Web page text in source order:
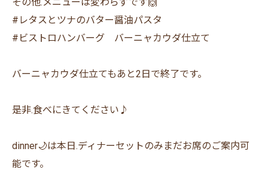
#レタスとツナのバター醤油パスタ
#ビストロハンバーグ バーニャカウダ仕立て
バーニャカウダ仕立てもあと2日で終了です。
是非.食べにきてください♪
dinner🌙は本日.ディナーセットのみまだお席のご案内可
能です。